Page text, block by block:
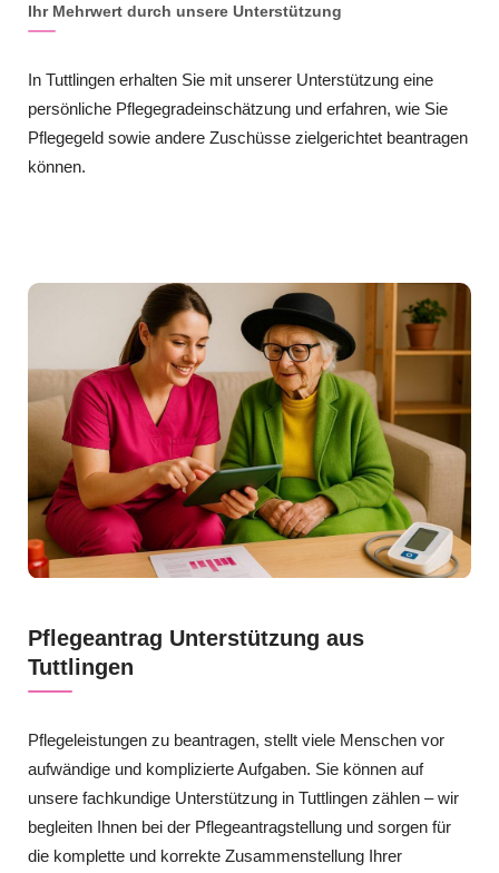
Ihr Mehrwert durch unsere Unterstützung
In Tuttlingen erhalten Sie mit unserer Unterstützung eine
persönliche Pflegegradeinschätzung und erfahren, wie Sie
Pflegegeld sowie andere Zuschüsse zielgerichtet beantragen
können.
Pflegeantrag Unterstützung aus
Tuttlingen
Pflegeleistungen zu beantragen, stellt viele Menschen vor
aufwändige und komplizierte Aufgaben. Sie können auf
unsere fachkundige Unterstützung in Tuttlingen zählen – wir
begleiten Ihnen bei der Pflegeantragstellung und sorgen für
die komplette und korrekte Zusammenstellung Ihrer